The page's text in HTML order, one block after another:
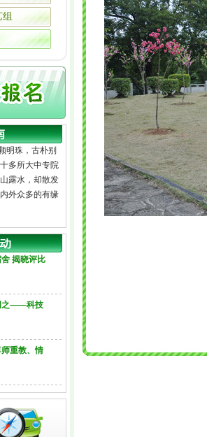
明珠，古朴别
多所大中专院
露水，却散发
外众多的有缘
揭晓评比
之——科技
重教、情